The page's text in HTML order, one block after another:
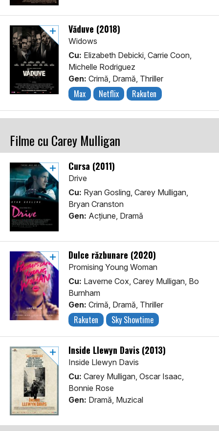
Văduve (2018)
Widows
Cu: Elizabeth Debicki, Carrie Coon,
Michelle Rodriguez
Gen: Crimă, Dramă, Thriller
Max Netflix Rakuten
Filme cu Carey Mulligan
Cursa (2011)
Drive
Cu: Ryan Gosling, Carey Mulligan,
Bryan Cranston
Gen: Acţiune, Dramă
Dulce răzbunare (2020)
Promising Young Woman
Cu: Laverne Cox, Carey Mulligan, Bo
Burnham
Gen: Crimă, Dramă, Thriller
Rakuten Sky Showtime
Inside Llewyn Davis (2013)
Inside Llewyn Davis
Cu: Carey Mulligan, Oscar Isaac,
Bonnie Rose
Gen: Dramă, Muzical